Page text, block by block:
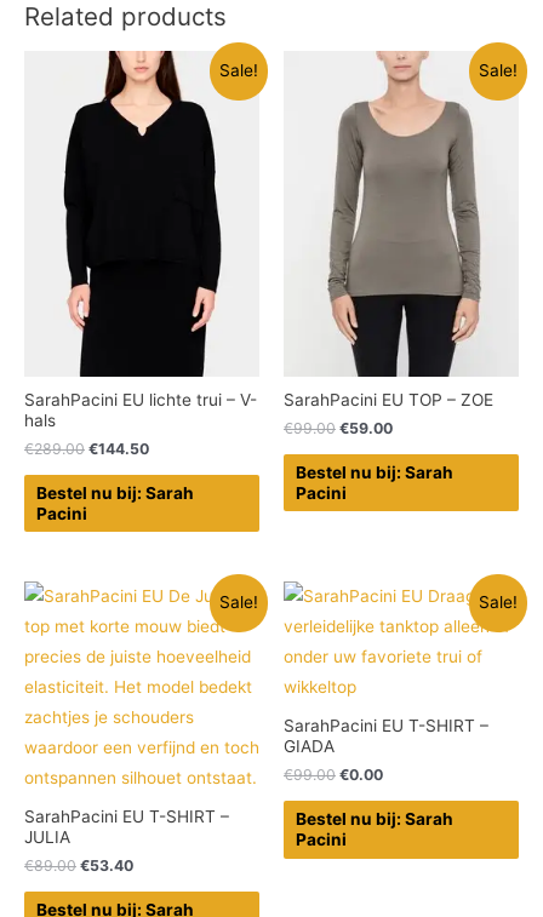
Related products
Sale!
SarahPacini EU lichte trui – V-
hals
€289.00 €144.50
Bestel nu bij: Sarah
Pacini
Sale!
SarahPacini EU TOP – ZOE
€99.00 €59.00
Bestel nu bij: Sarah
Pacini
Sale!
SarahPacini EU T-SHIRT –
JULIA
€89.00 €53.40
Bestel nu bij: Sarah
Sale!
SarahPacini EU T-SHIRT –
GIADA
€99.00 €0.00
Bestel nu bij: Sarah
Pacini